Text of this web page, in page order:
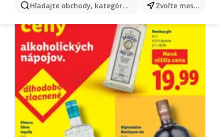
Hľadajte obchody, kategórie, produkty... Zvoľte mesto